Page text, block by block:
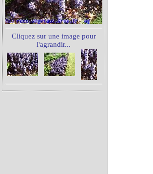
Cliquez sur une image pour
l'agrandir...